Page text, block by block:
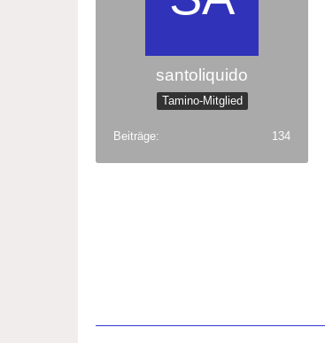
santoliquido
Tamino-Mitglied
Beiträge 134